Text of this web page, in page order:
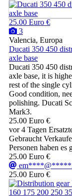
25.00 Euro €
3
Valencia, Europa
Ducati 350 450
axle base
Ducati 350 450
axle base, it is
rest of the single
Good condition,
polishing. Ducati
Mark3.
25.00 Euro €
vor 4 Tagen
Gebraucht
Personen haben es
25.00 Euro €
25.00 Euro €